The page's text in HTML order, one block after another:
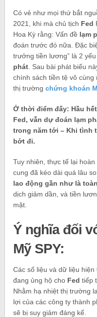
Có vẻ như mọi thứ bắt
2021, khi mà chủ tịch Fed
Hoa Kỳ rằng: Vấn đề lạm
đoán trước đó nữa. Đặc
trưởng tiền lương” là 2
phát . Sau bài phát biểu
chính sách tiền tệ vô cùng
thị trườngchứng khoán
Ở thời điểm đấy: Hầu
Fed, vẫn dự đoán lạm
trong năm tới – Khi tình
bớt đi.
Tuy nhiên, thực tế lại
cung đã kéo dài quá lâu
lao động gần như là
dịch giảm dần, và tiền
mặt.
Ý nghĩa đối
Mỹ SPY:
Các số liệu và dữ liệu
đang ủng hộ cho Fed tiếp
Nhằm hạ nhiệt thị trường
lợi của các công ty thành
sẽ bị suy giảm đáng kể.